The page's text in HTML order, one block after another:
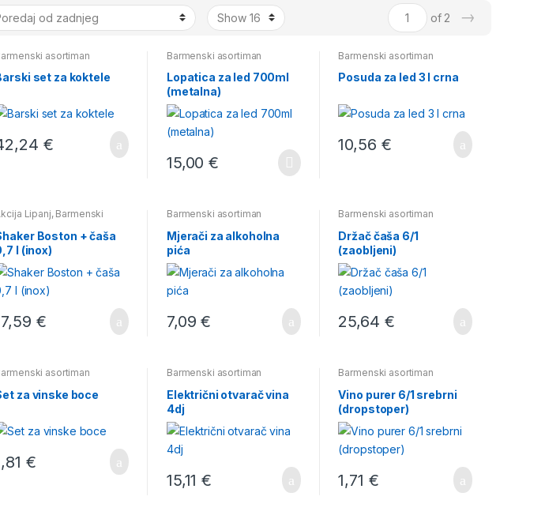
of 2 →
asortiman
set za koktele
€
Barmenski asortiman
Lopatica za led 700ml
(metalna)
15,00€
Barmenski asortiman
Posuda za led 3 l crna
10,56 €
Lipanj, Barmenski
asortiman
Shakeri
Boston + čaša
l (inox)
€
Barmenski asortiman
Mjerači za alkoholna
pića
7,09€
Barmenski asortiman
Držač čaša 6/1
(zaobljeni)
25,64 €
asortiman
za vinske boce
€
Barmenski asortiman
Električni otvarač vina
4dj
15,11€
Barmenski asortiman
Vino purer 6/1 srebrni
(dropstoper)
1,71 €